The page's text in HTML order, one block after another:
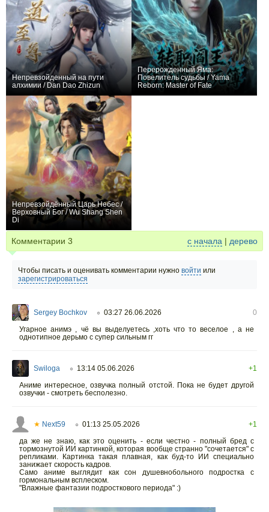
Непревзойденный на пути
алхимии / Dan Dao Zhizun
Перерожденный Яма:
Повелитель судьбы / Yama
Reborn: Master of Fate
Непревзойдённый Царь Небес /
Верховный Бог / Wu Shang Shen
Di
Комментарии 3 с начала | дерево
Чтобы писать и оценивать комментарии нужно войти или
зарегистрироваться
Sergey Bochkov ○ 03:27 26.06.2026
0
Угарное анимэ , чё вы выделуетесь ,хоть что то веселое , а не
однотипное дерьмо с супер сильным гг
Swiloga ○ 13:14 05.06.2026
+1
Аниме интересное, озвучка полный отстой. Пока не будет другой
озвучки - смотреть бесполезно.
★ Next59 ○ 01:13 25.05.2026
+1
да же не знаю, как это оценить - если честно - полный бред с
тормознутой ИИ картинкой, которая вообще странно "сочетается" с
репликами. Картинка такая плавная, как буд-то ИИ специально
занижает скорость кадров.
Само аниме выглядит как сон душевнобольного подростка с
гормональным всплеском.
"Влажные фантазии подросткового периода" :)